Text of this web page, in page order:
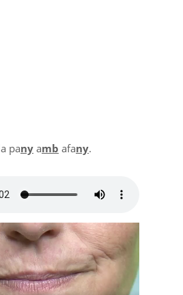
pany amb afany.